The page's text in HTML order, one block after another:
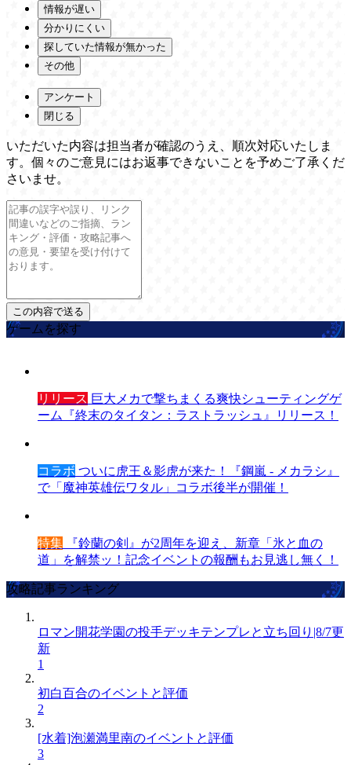
情報が遅い
分かりにくい
探していた情報が無かった
その他
アンケート
閉じる
いただいた内容は担当者が確認のうえ、順次対応いたしま
す。個々のご意見にはお返事できないことを予めご了承くだ
さいませ。
ゲームを探す
リリース 巨大メカで撃ちまくる爽快シューティングゲ
ーム『終末のタイタン：ラストラッシュ』リリース！
コラボ ついに虎王＆影虎が来た！『鋼嵐 - メカラシ』
で「魔神英雄伝ワタル」コラボ後半が開催！
特集 『鈴蘭の剣』が2周年を迎え、新章「氷と血の
道」を解禁ッ！記念イベントの報酬もお見逃し無く！
攻略記事ランキング
ロマン開花学園の投手デッキテンプレと立ち回り|8/7更
新
1
初白百合のイベントと評価
2
[水着]泡瀬満里南のイベントと評価
3